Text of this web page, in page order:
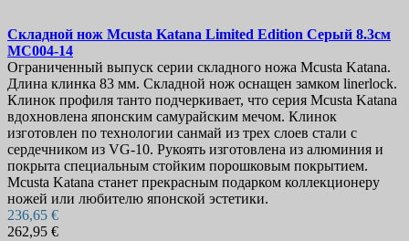
Складной нож Mcusta Katana Limited Edition Серый 8.3см
MC004-14
Ограниченный выпуск серии складного ножа Mcusta Katana.
Длина клинка 83 мм. Складной нож оснащен замком linerlock.
Клинок профиля танто подчеркивает, что серия Mcusta Katana
вдохновлена японским самурайским мечом. Клинок
изготовлен по технологии санмай из трех слоев стали с
сердечником из VG-10. Рукоять изготовлена из алюминия и
покрыта специальным стойким порошковым покрытием.
Mcusta Katana станет прекрасным подарком коллекционеру
ножей или любителю японской эстетики.
236,65 €
262,95 €